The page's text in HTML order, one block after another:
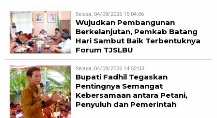
Selasa, 04/08/2026 15:04:06
Wujudkan Pembangunan
Berkelanjutan, Pemkab Batang
Hari Sambut Baik Terbentuknya
Forum TJSLBU
Selasa, 04/08/2026 14:52:03
Bupati Fadhil Tegaskan
Pentingnya Semangat
Kebersamaan antara Petani,
Penyuluh dan Pemerintah